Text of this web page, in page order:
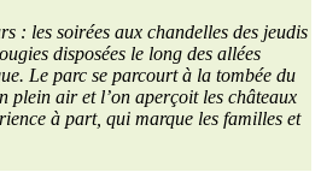
: les soirées aux chandelles des jeudis
disposées le long des allées
Le parc se parcourt à la tombée du
plein air et l’on aperçoit les châteaux
à part, qui marque les familles et